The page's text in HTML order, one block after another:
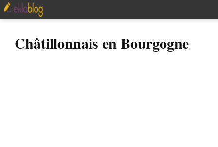
Châtillonnais en Bourgogne